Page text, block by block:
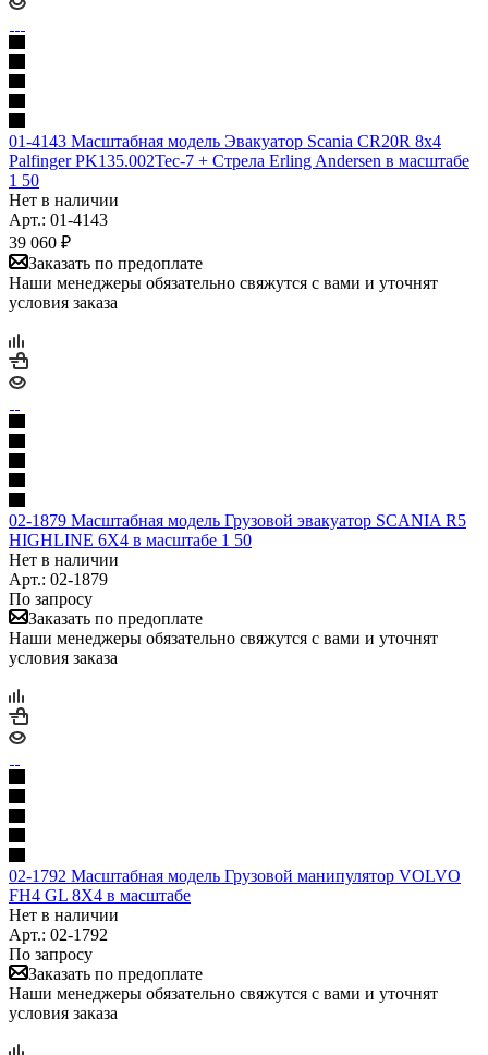
01-4143 Масштабная модель Эвакуатор Scania CR20R 8x4
Palfinger PK135.002Tec-7 + Стрела Erling Andersen в масштабе
1 50
Нет в наличии
Арт.: 01-4143
39 060 ₽
Заказать по предоплате
Наши менеджеры обязательно свяжутся с вами и уточнят
условия заказа
02-1879 Масштабная модель Грузовой эвакуатор SCANIA R5
HIGHLINE 6X4 в масштабе 1 50
Нет в наличии
Арт.: 02-1879
По запросу
Заказать по предоплате
Наши менеджеры обязательно свяжутся с вами и уточнят
условия заказа
02-1792 Масштабная модель Грузовой манипулятор VOLVO
FH4 GL 8X4 в масштабе
Нет в наличии
Арт.: 02-1792
По запросу
Заказать по предоплате
Наши менеджеры обязательно свяжутся с вами и уточнят
условия заказа